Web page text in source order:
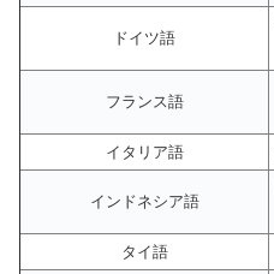
ドイツ語
フランス語
イタリア語
インドネシア語
タイ語